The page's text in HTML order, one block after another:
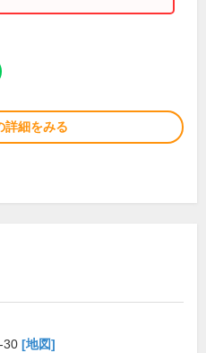
詳細をみる
30 [地図]